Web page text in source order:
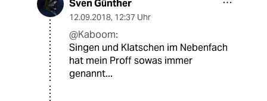
Sven Günther
12.09.2018, 12:37 Uhr
@Kaboom:
Singen und Klatschen im Nebenfach
hat mein Proff sowas immer
genannt...